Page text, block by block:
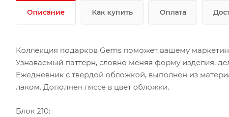
Описание Как купить Оплата
Коллекция подарков Gems поможет вашему
Узнаваемый паттерн, словно меняя форму изделия,
Ежедневник с твердой обложкой, выполнен из
лаком. Дополнен ляссе в цвет обложки.
Блок 210: